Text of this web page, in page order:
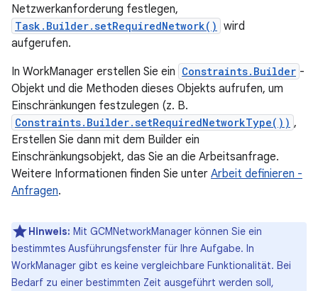
Netzwerkanforderung festlegen,
Task.Builder.setRequiredNetwork() wird
aufgerufen.
In WorkManager erstellen Sie ein Constraints.Builder -
Objekt und die Methoden dieses Objekts aufrufen, um
Einschränkungen festzulegen (z. B.
Constraints.Builder.setRequiredNetworkType()) ,
Erstellen Sie dann mit dem Builder ein
Einschränkungsobjekt, das Sie an die Arbeitsanfrage.
Weitere Informationen finden Sie unter Arbeit definieren -
Anfragen.
Hinweis: Mit GCMNetworkManager können Sie ein
bestimmtes Ausführungsfenster für Ihre Aufgabe. In
WorkManager gibt es keine vergleichbare Funktionalität. Bei
Bedarf zu einer bestimmten Zeit ausgeführt werden soll,